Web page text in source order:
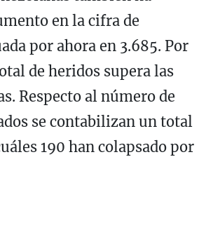
en la cifra de
por ahora en 3.685. Por
de heridos supera las
Respecto al número de
se contabilizan un total
190 han colapsado por